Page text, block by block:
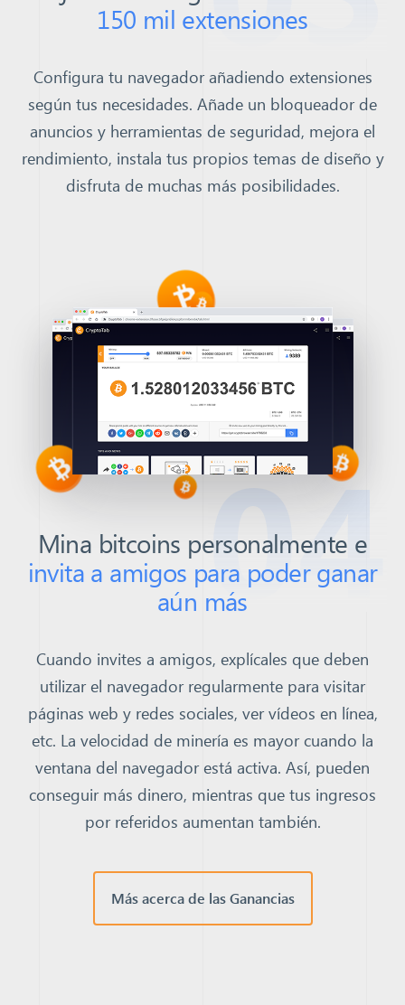
150 mil extensiones
Configura tu navegador añadiendo extensiones
según tus necesidades. Añade un bloqueador de
anuncios y herramientas de seguridad, mejora el
rendimiento, instala tus propios temas de diseño y
disfruta de muchas más posibilidades.
Mina bitcoins personalmente e
invita a amigos para poder ganar
aún más
Cuando invites a amigos, explícales que deben
utilizar el navegador regularmente para visitar
páginas web y redes sociales, ver vídeos en línea,
etc. La velocidad de minería es mayor cuando la
ventana del navegador está activa. Así, pueden
conseguir más dinero, mientras que tus ingresos
por referidos aumentan también.
Más acerca de las Ganancias
04